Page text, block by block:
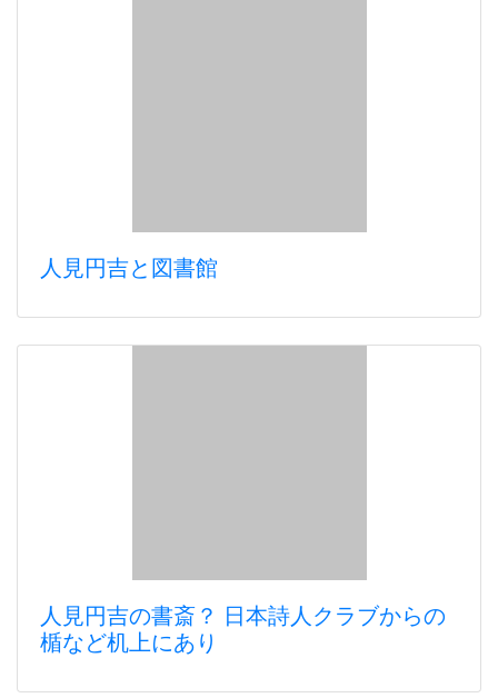
人見円吉と図書館
人見円吉の書斎？ 日本詩人クラブからの
楯など机上にあり